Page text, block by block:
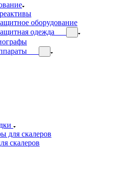
оборудование
одежда
для скалеров
скалеров